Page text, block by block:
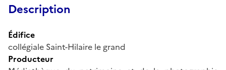
Description
Édifice
collégiale Saint-Hilaire le grand
Producteur